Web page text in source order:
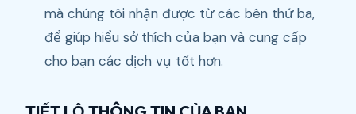
mà chúng tôi nhận được từ các bên thứ ba,
để giúp hiểu sở thích của bạn và cung cấp
cho bạn các dịch vụ tốt hơn.